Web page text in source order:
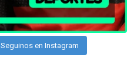
Seguinos en Instagram